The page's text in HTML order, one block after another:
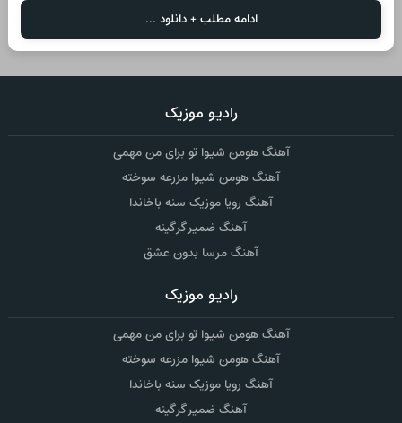
ادامه مطلب + دانلود ...
رادیو موزیک
آهنگ هومن شیوا تو برای من مهمی
آهنگ هومن شیوا مزرعه سوخته
آهنگ رویا موزیک سنه باخاندا
آهنگ ضمیر گرگینه
آهنگ مرسا بدون عشق
رادیو موزیک
آهنگ هومن شیوا تو برای من مهمی
آهنگ هومن شیوا مزرعه سوخته
آهنگ رویا موزیک سنه باخاندا
آهنگ ضمیر گرگینه